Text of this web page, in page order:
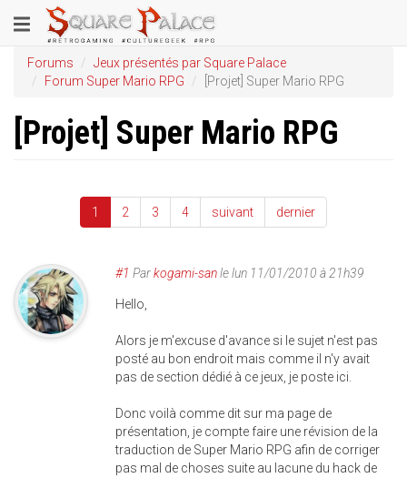
au
contenu
principal
Toggle
navigation
Forums
Jeux présentés par Square Palace
Forum Super Mario RPG
[Projet] Super Mario RPG
[Projet] Super Mario RPG
1 2 3 4 suivant dernier
#1 Parkogami-sanlelun 11/01/2010 à 21h39
Hello,
Alors je m'excuse d'avance si le sujet n'est pas
posté au bon endroit mais comme il n'y avait
pas de section dédié à ce jeux, je poste ici.
Donc voilà comme dit sur ma page de
présentation, je compte faire une révision de la
traduction de Super Mario RPG afin de corriger
pas mal de choses suite au lacune du hack de